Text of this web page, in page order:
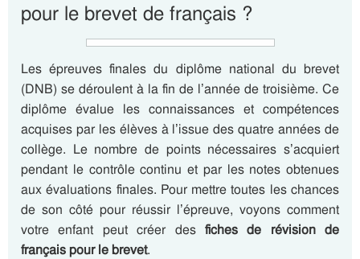
pour le brevet de français ?
Les épreuves finales du diplôme national du brevet
(DNB) se déroulent à la fin de l’année de troisième. Ce
diplôme évalue les connaissances et compétences
acquises par les élèves à l’issue des quatre années de
collège. Le nombre de points nécessaires s’acquiert
pendant le contrôle continu et par les notes obtenues
aux évaluations finales. Pour mettre toutes les chances
de son côté pour réussir l’épreuve, voyons comment
votre enfant peut créer des fiches de révision de
français pour le brevet.